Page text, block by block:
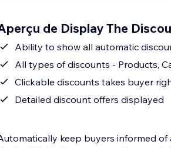
de Display The
Ability to show all automatic
All types of discounts - Products,
Clickable discounts takes buyer
Detailed discount offers displayed
keep buyers informed of